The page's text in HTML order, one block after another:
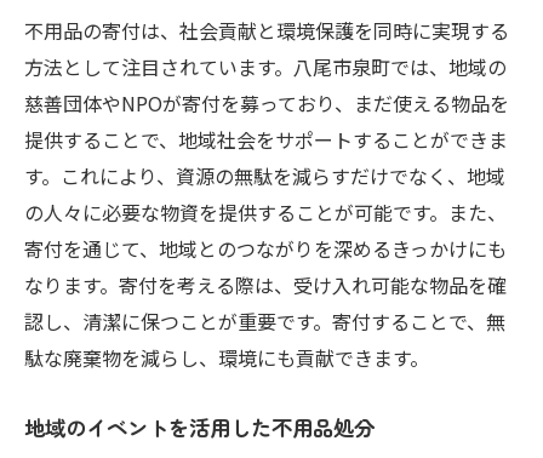
不用品の寄付は、社会貢献と環境保護を同時に実現する
方法として注目されています。八尾市泉町では、地域の
慈善団体やNPOが寄付を募っており、まだ使える物品を
提供することで、地域社会をサポートすることができま
す。これにより、資源の無駄を減らすだけでなく、地域
の人々に必要な物資を提供することが可能です。また、
寄付を通じて、地域とのつながりを深めるきっかけにも
なります。寄付を考える際は、受け入れ可能な物品を確
認し、清潔に保つことが重要です。寄付することで、無
駄な廃棄物を減らし、環境にも貢献できます。
地域のイベントを活用した不用品処分